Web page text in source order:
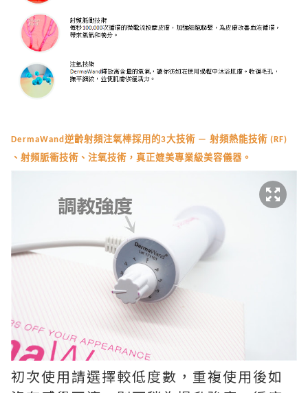
DermaWand逆齡射頻注氧棒採用的3大技術 — 射頻熱能技術 (RF)
、射頻脈衝技術、注氧技術，真正媲美專業級美容儀器。
初次使用請選擇較低度數，重複使用後如